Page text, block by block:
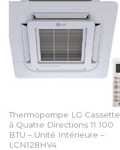
Thermopompe LG Cassette
à Quatre Directions 11 100
BTU – Unité Intérieure –
LCN128HV4